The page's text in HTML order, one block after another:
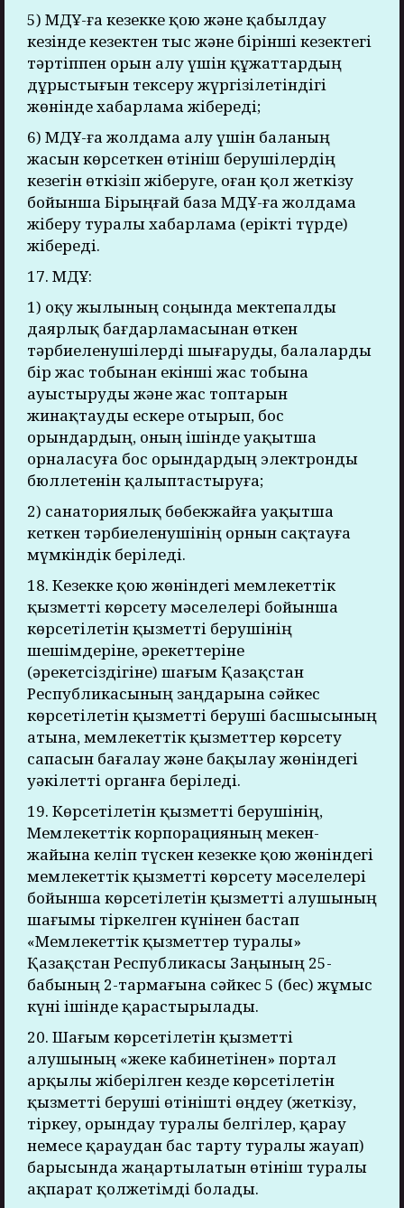
5) МДҰ-ға кезекке қою және қабылдау
кезінде кезектен тыс және бірінші кезектегі
тәртіппен орын алу үшін құжаттардың
дұрыстығын тексеру жүргізілетіндігі
жөнінде хабарлама жібереді;
6) МДҰ-ға жолдама алу үшін баланың
жасын көрсеткен өтініш берушілердің
кезегін өткізіп жіберуге, оған қол жеткізу
бойынша Бірыңғай база МДҰ-ға жолдама
жіберу туралы хабарлама (ерікті түрде)
жібереді.
17. МДҰ:
1) оқу жылының соңында мектепалды
даярлық бағдарламасынан өткен
тәрбиеленушілерді шығаруды, балаларды
бір жас тобынан екінші жас тобына
ауыстыруды және жас топтарын
жинақтауды ескере отырып, бос
орындардың, оның ішінде уақытша
орналасуға бос орындардың электронды
бюллетенін қалыптастыруға;
2) санаториялық бөбекжайға уақытша
кеткен тәрбиеленушінің орнын сақтауға
мүмкіндік беріледі.
18. Кезекке қою жөніндегі мемлекеттік
қызметті көрсету мәселелері бойынша
көрсетілетін қызметті берушінің
шешімдеріне, әрекеттеріне
(әрекетсіздігіне) шағым Қазақстан
Республикасының заңдарына сәйкес
көрсетілетін қызметті беруші басшысының
атына, мемлекеттік қызметтер көрсету
сапасын бағалау және бақылау жөніндегі
уәкілетті органға беріледі.
19. Көрсетілетін қызметті берушінің,
Мемлекеттік корпорацияның мекен-
жайына келіп түскен кезекке қою жөніндегі
мемлекеттік қызметті көрсету мәселелері
бойынша көрсетілетін қызметті алушының
шағымы тіркелген күнінен бастап
«Мемлекеттік қызметтер туралы»
Қазақстан Республикасы Заңының 25-
бабының 2-тармағына сәйкес 5 (бес) жұмыс
күні ішінде қарастырылады.
20. Шағым көрсетілетін қызметті
алушының «жеке кабинетінен» портал
арқылы жіберілген кезде көрсетілетін
қызметті беруші өтінішті өңдеу (жеткізу,
тіркеу, орындау туралы белгілер, қарау
немесе қараудан бас тарту туралы жауап)
барысында жаңартылатын өтініш туралы
ақпарат қолжетімді болады.